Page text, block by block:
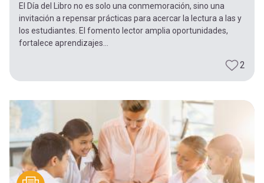
El Día del Libro no es solo una conmemoración, sino una
invitación a repensar prácticas para acercar la lectura a las y
los estudiantes. El fomento lector amplia oportunidades,
fortalece aprendizajes...
2